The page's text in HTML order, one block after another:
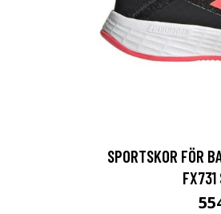
SPORTSKOR FÖR